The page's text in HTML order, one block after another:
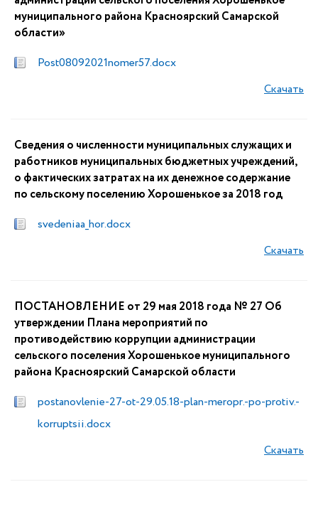
муниципального района Красноярский Самарской
области»
Post08092021nomer57.docx
Скачать
Сведения о численности муниципальных служащих и
работников муниципальных бюджетных учреждений,
о фактических затратах на их денежное содержание
по сельскому поселению Хорошенькое за 2018 год
svedeniaa_hor.docx
Скачать
ПОСТАНОВЛЕНИЕ от 29 мая 2018 года № 27 Об
утверждении Плана мероприятий по
противодействию коррупции администрации
сельского поселения Хорошенькое муниципального
района Красноярский Самарской области
postanovlenie-27-ot-29.05.18-plan-meropr.-po-protiv.-
korruptsii.docx
Скачать